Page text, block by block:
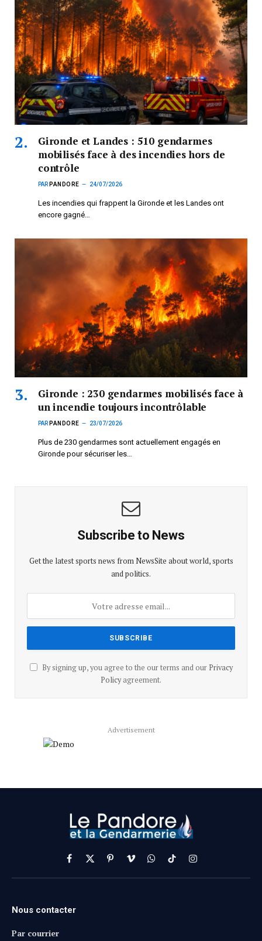
Gironde et Landes : 510 gendarmes
mobilisés face à des incendies hors de
contrôle
PAR PANDORE 24/07/2026
Les incendies qui frappent la Gironde et les Landes ont
encore gagné…
Gironde : 230 gendarmes mobilisés face à
un incendie toujours incontrôlable
PAR PANDORE 23/07/2026
Plus de 230 gendarmes sont actuellement engagés en
Gironde pour sécuriser les…
Subscribe to News
Get the latest sports news from NewsSite about world, sports
and politics.
By signing up, you agree to the our terms and our Privacy
Policyagreement.
Advertisement
Facebook
X
(Twitter)
PinterestVimeoWhatsApp
TikTokInstagram
Nous contacter
Par courrier